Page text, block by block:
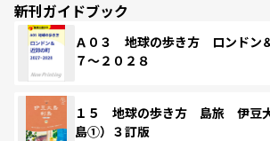
新刊ガイドブック
Ａ０３ 地球の歩き方 ロンドン
７～２０２８
１５ 地球の歩き方 島旅 伊豆
島①）３訂版